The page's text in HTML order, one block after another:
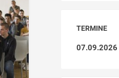
TERMINE
07.09.2026